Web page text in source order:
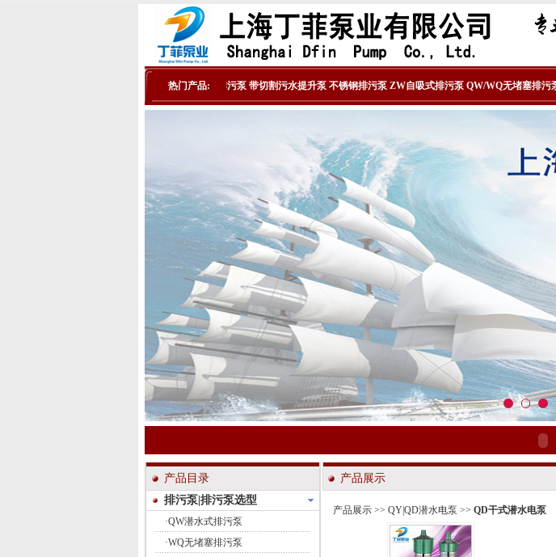
热门产品:
排污泵选型 潜水排污泵 带切割污水提升泵 不锈钢排污泵 ZW自吸式排污泵 QW/WQ无堵塞排污泵
产品目录
排污泵|排污泵选型
·QW潜水式排污泵
·WQ无堵塞排污泵
产品展示
产品展示>> QY|QD潜水电泵 >> QD干式潜水电泵